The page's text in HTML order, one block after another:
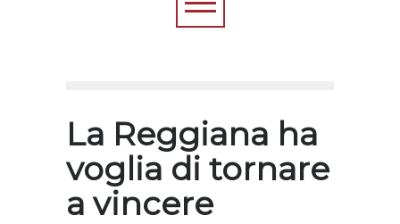
La Reggiana ha
voglia di tornare
a vincere